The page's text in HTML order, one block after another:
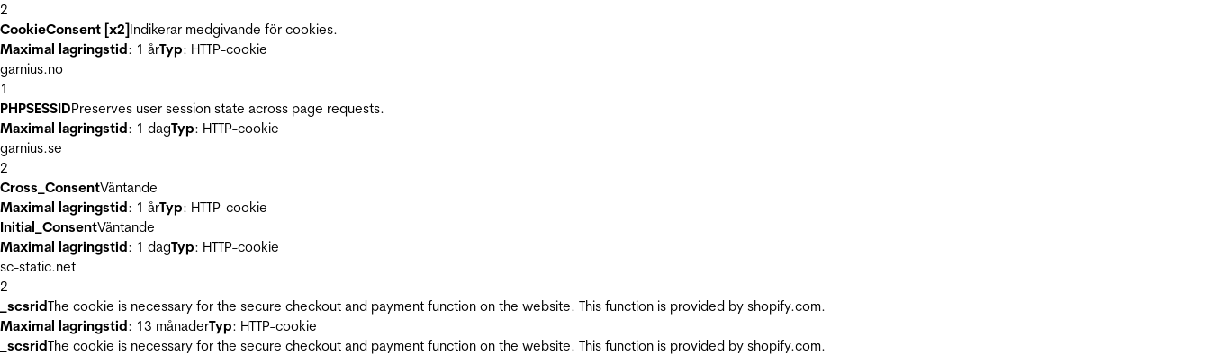
2
CookieConsent [x2]Indikerar medgivande för cookies.
Maximal lagringstid: 1 årTyp: HTTP-cookie
garnius.no
1
PHPSESSIDPreserves user session state across page requests.
Maximal lagringstid: 1 dagTyp: HTTP-cookie
garnius.se
2
Cross_ConsentVäntande
Maximal lagringstid: 1 årTyp: HTTP-cookie
Initial_ConsentVäntande
Maximal lagringstid: 1 dagTyp: HTTP-cookie
sc-static.net
2
_scsridThe cookie is necessary for the secure checkout and payment function on the website. This function is provided by shopify.com.
Maximal lagringstid: 13 månaderTyp: HTTP-cookie
_scsridThe cookie is necessary for the secure checkout and payment function on the website. This function is provided by shopify.com.